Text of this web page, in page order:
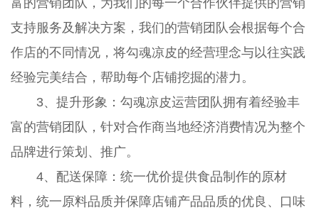
富的营销团队，为我们的每一个合作伙伴提供的营销
支持服务及解决方案，我们的营销团队会根据每个合
作店的不同情况，将勾魂凉皮的经营理念与以往实践
经验完美结合，帮助每个店铺挖掘的潜力。
3、提升形象：勾魂凉皮运营团队拥有着经验丰
富的营销团队，针对合作商当地经济消费情况为整个
品牌进行策划、推广。
4、配送保障：统一优价提供食品制作的原材
料，统一原料品质并保障店铺产品品质的优良、口味